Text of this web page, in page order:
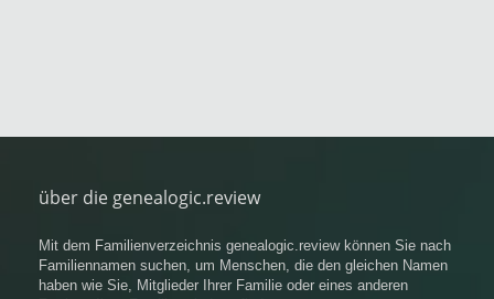
über die genealogic.review
Mit dem Familienverzeichnis genealogic.review können Sie nach
Familiennamen suchen, um Menschen, die den gleichen Namen
haben wie Sie, Mitglieder Ihrer Familie oder eines anderen